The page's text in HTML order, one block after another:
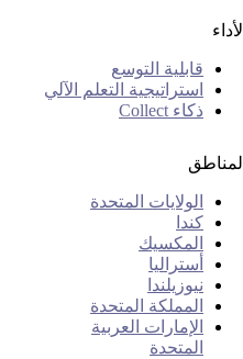
الأداء
قابلية التوسع
استراتيجية التعلم الآلي
ذكاء Collect
المناطق
الولايات المتحدة
كندا
المكسيك
أستراليا
نيوزيلندا
المملكة المتحدة
الإمارات العربية
المتحدة